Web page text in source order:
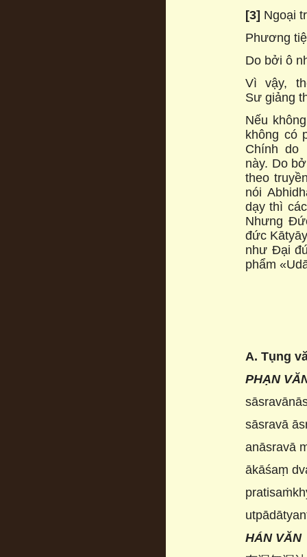
[3] Ngoại
Phương
Do bởi ô
Vì vậy,
Sư giảng
Nếu
không có
Chính do
này. Do
theo
nói
dạy thì
Nhưng
đức
như Đại
phẩm
A. Tụng
PHẠN
sāsravā
anāsravā
ākāśaṃ
HÁN VĂN